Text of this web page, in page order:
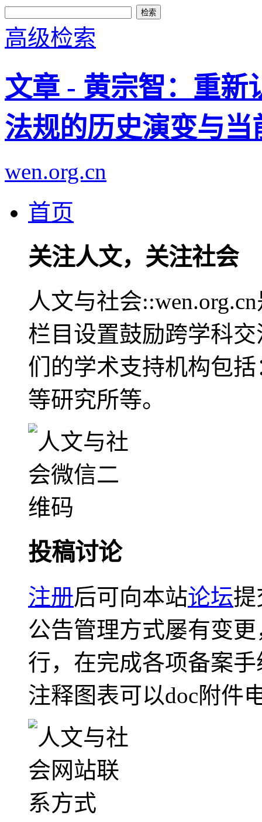
高级检索
文章 - 黄宗智：重新
法规的历史演变与
wen.org.cn
首页
关注人文，关注社会
人文与社会
栏目设置鼓励跨学科
们的学术支持机构包
等研究所等。
投稿讨论
注册后可向本站论坛提
公告管理方式屡有变
行，在完成各项备案
注释图表可以doc附件